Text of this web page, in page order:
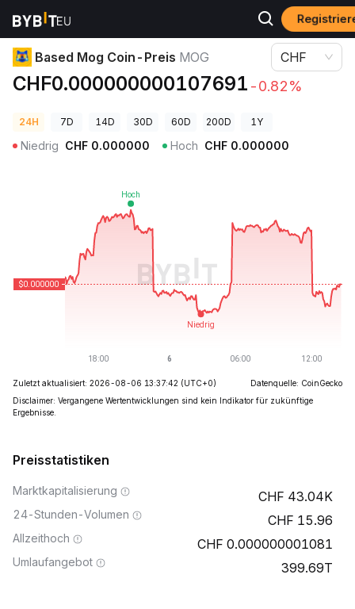
Krypto-Preise
Based Mog Coin-Preis MOG
CHF0.000000000107691 -0.82%
CHF
24H 7D 14D 30D 60D 200D 1Y
Niedrig CHF 0.000000 Hoch CHF 0.000000
Zuletzt aktualisiert: 2026-08-06 13:37:42 (UTC+0)
Datenquelle: CoinGecko
Disclaimer: Vergangene Wertentwicklungen sind kein Indikator für zukünftige
Ergebnisse.
Preisstatistiken
Marktkapitalisierung 43.04K
24-Stunden-Volumen 15.96
Allzeithoch 0.000000001081
Umlaufangebot 399.69T